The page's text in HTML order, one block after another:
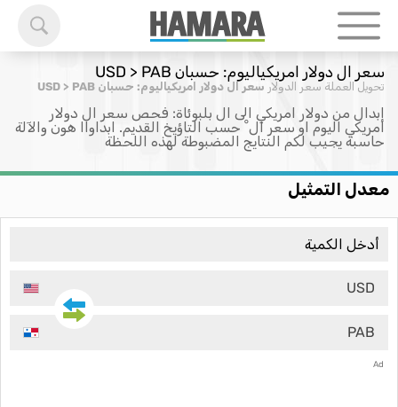
سعر ال دولار امريكياليوم: حسبان USD > PAB
تحويل العملة سعر الدولار سعر ال دولار امريكياليوم: حسبان USD > PAB
إبدال من دولار امريكي الى ال بلبوئاة: فحص سعر ال دولار
امريكي اليوم او سعر ال ْ حسب التاؤيخ القديم. ابداواا هون والآلة
حاسبة يجيب لكم النتايج المضبوطة لهذه اللحظة
معدل التمثيل
USD
PAB
Ad